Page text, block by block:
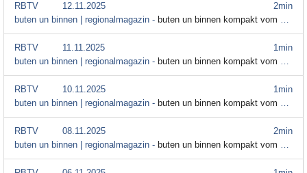
2min
RBTV
12.11.2025
buten un binnen | regionalmagazin - buten un binnen kompakt vom 12. November
1min
RBTV
11.11.2025
buten un binnen | regionalmagazin - buten un binnen kompakt vom 11. November 2025
1min
RBTV
10.11.2025
buten un binnen | regionalmagazin - buten un binnen kompakt vom 10. November
2min
RBTV
08.11.2025
buten un binnen | regionalmagazin - buten un binnen kompakt vom 8. November